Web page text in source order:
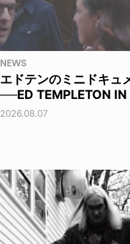
NEWS
エドテンのミニドキュ
──ED TEMPLETON IN
2026.08.07